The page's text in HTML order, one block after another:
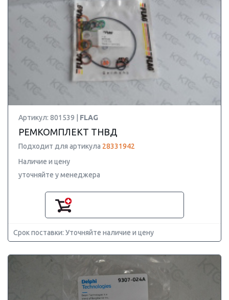
Артикул: 801539 | FLAG
РЕМКОМПЛЕКТ ТНВД
Подходит для артикула 28331942
Наличие и цену
уточняйте у менеджера
Срок поставки: Уточняйте наличие и цену